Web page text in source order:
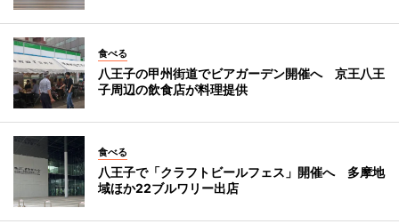
食べる
八王子の甲州街道でビアガーデン開催へ 京王八王
子周辺の飲食店が料理提供
食べる
八王子で「クラフトビールフェス」開催へ 多摩地
域ほか22ブルワリー出店